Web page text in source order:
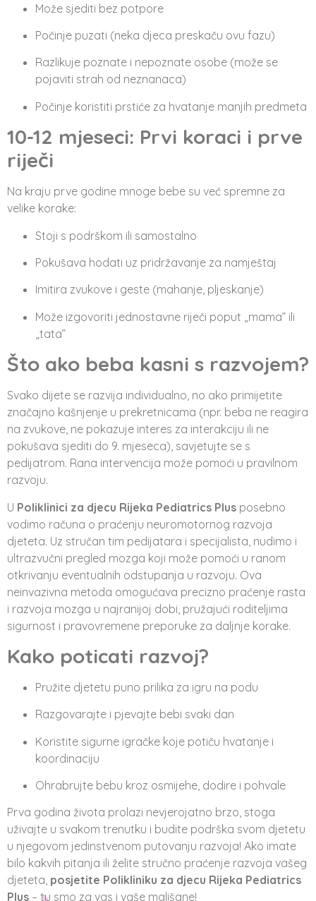
Može sjediti bez potpore
Počinje puzati (neka djeca preskaču ovu fazu)
Razlikuje poznate i nepoznate osobe (može se
pojaviti strah od neznanaca)
Počinje koristiti prstiće za hvatanje manjih predmeta
10-12 mjeseci: Prvi koraci i prve
riječi
Na kraju prve godine mnoge bebe su već spremne za
velike korake:
Stoji s podrškom ili samostalno
Pokušava hodati uz pridržavanje za namještaj
Imitira zvukove i geste (mahanje, pljeskanje)
Može izgovoriti jednostavne riječi poput „mama” ili
„tata”
Što ako beba kasni s razvojem?
Svako dijete se razvija individualno, no ako primijetite
značajno kašnjenje u prekretnicama (npr. beba ne reagira
na zvukove, ne pokazuje interes za interakciju ili ne
pokušava sjediti do 9. mjeseca), savjetujte se s
pedijatrom. Rana intervencija može pomoći u pravilnom
razvoju.
U Poliklinici za djecu Rijeka Pediatrics Plus posebno
vodimo računa o praćenju neuromotornog razvoja
djeteta. Uz stručan tim pedijatara i specijalista, nudimo i
ultrazvučni pregled mozga koji može pomoći u ranom
otkrivanju eventualnih odstupanja u razvoju. Ova
neinvazivna metoda omogućava precizno praćenje rasta
i razvoja mozga u najranijoj dobi, pružajući roditeljima
sigurnost i pravovremene preporuke za daljnje korake.
Kako poticati razvoj?
Pružite djetetu puno prilika za igru na podu
Razgovarajte i pjevajte bebi svaki dan
Koristite sigurne igračke koje potiču hvatanje i
koordinaciju
Ohrabrujte bebu kroz osmijehe, dodire i pohvale
Prva godina života prolazi nevjerojatno brzo, stoga
uživajte u svakom trenutku i budite podrška svom djetetu
u njegovom jedinstvenom putovanju razvoja! Ako imate
bilo kakvih pitanja ili želite stručno praćenje razvoja vašeg
djeteta, posjetite Polikliniku za djecu Rijeka Pediatrics
Plus – tu smo za vas i vaše mališane!